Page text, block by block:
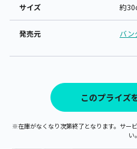
サイズ 約
発売元 バン
このプライズ
※在庫がなくなり次第終了となります。サー
い。